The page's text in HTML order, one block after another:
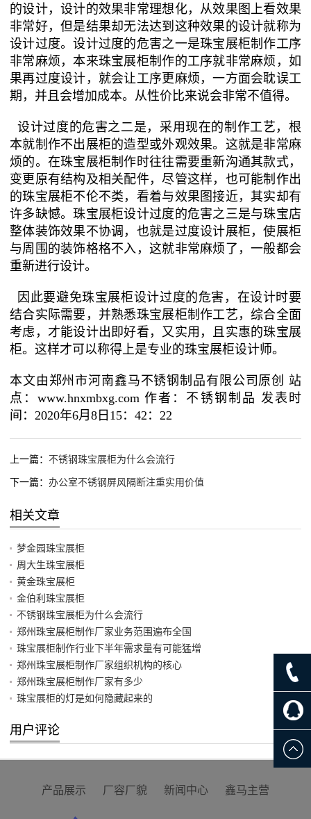
的设计，设计的效果非常理想化，从效果图上看效果
非常好，但是结果却无法达到这种效果的设计就称为
设计过度。设计过度的危害之一是珠宝展柜制作工序
非常麻烦，本来珠宝展柜制作的工序就非常麻烦，如
果再过度设计，就会让工序更麻烦，一方面会耽误工
期，并且会增加成本。从性价比来说会非常不值得。
设计过度的危害之二是，采用现在的制作工艺，根
本就制作不出展柜的造型或外观效果。这就是非常麻
烦的。在珠宝展柜制作时往往需要重新沟通其款式，
变更原有结构及相关配件，尽管这样，也可能制作出
的珠宝展柜不伦不类，看着与效果图接近，其实却有
许多缺憾。珠宝展柜设计过度的危害之三是与珠宝店
整体装饰效果不协调，也就是过度设计展柜，使展柜
与周围的装饰格格不入，这就非常麻烦了，一般都会
重新进行设计。
因此要避免珠宝展柜设计过度的危害，在设计时要
结合实际需要，并熟悉珠宝展柜制作工艺，综合全面
考虑，才能设计出即好看，又实用，且实惠的珠宝展
柜。这样才可以称得上是专业的珠宝展柜设计师。
本文由郑州市河南鑫马不锈钢制品有限公司原创 站
点：www.hnxmbxg.com 作者：不锈钢制品 发表时
间：2020年6月8日15：42：22
上一篇： 不锈钢珠宝展柜为什么会流行
下一篇： 办公室不锈钢屏风隔断注重实用价值
相关文章
梦金园珠宝展柜
周大生珠宝展柜
黄金珠宝展柜
金伯利珠宝展柜
不锈钢珠宝展柜为什么会流行
郑州珠宝展柜制作厂家业务范围遍布全国
珠宝展柜制作行业下半年需求量有可能猛增
郑州珠宝展柜制作厂家组织机构的核心
郑州珠宝展柜制作厂家有多少
珠宝展柜的灯是如何隐藏起来的
用户评论
产品展示 厂容厂貌 新闻中心 鑫马主营